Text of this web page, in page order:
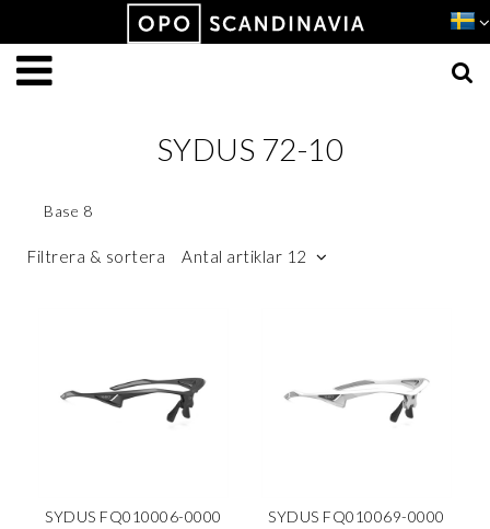
SYDUS 72-10
Base 8
Filtrera & sortera Antal artiklar 12
SYDUS FQ010006-0000
SYDUS FQ010069-0000
Produkten har lagts i din varukorg
VISA VARUKORGEN TILL KASSAN